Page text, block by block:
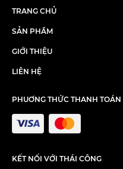
TRANG CHỦ
SẢN PHẨM
GIỚI THIỆU
LIÊN HỆ
PHUƠNG THỨC THANH TOÁN
KẾT NỐI VỚI THÁI CÔNG